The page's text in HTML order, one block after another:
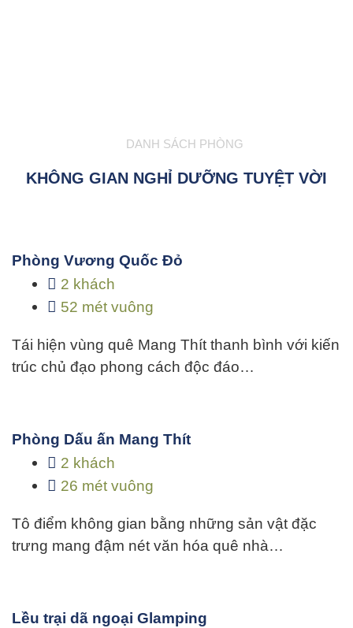
DANH SÁCH PHÒNG
KHÔNG GIAN NGHỈ DƯỠNG TUYỆT VỜI
Phòng Vương Quốc Đỏ
2 khách
52 mét vuông
Tái hiện vùng quê Mang Thít thanh bình với kiến
trúc chủ đạo phong cách độc đáo…
Phòng Dấu ấn Mang Thít
2 khách
26 mét vuông
Tô điểm không gian bằng những sản vật đặc
trưng mang đậm nét văn hóa quê nhà…
Lều trại dã ngoại Glamping